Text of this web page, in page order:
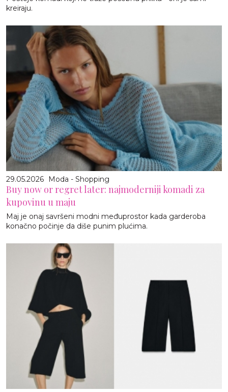
kreiraju.
29.05.2026 Moda - Shopping
Buy now or regret later: najmoderniji komadi za
kupovinu u maju
Maj je onaj savršeni modni međuprostor kada garderoba
konačno počinje da diše punim plućima.